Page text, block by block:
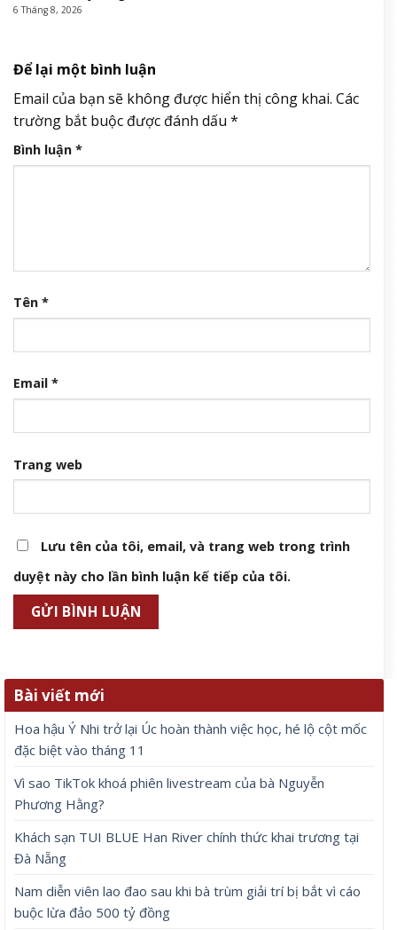
6 Tháng 8, 2026
Để lại một bình luận
Email của bạn sẽ không được hiển thị công khai. Các
trường bắt buộc được đánh dấu *
Bình luận *
Tên *
Email *
Trang web
Lưu tên của tôi, email, và trang web trong trình
duyệt này cho lần bình luận kế tiếp của tôi.
Bài viết mới
Hoa hậu Ý Nhi trở lại Úc hoàn thành việc học, hé lộ cột mốc
đặc biệt vào tháng 11
Vì sao TikTok khoá phiên livestream của bà Nguyễn
Phương Hằng?
Khách sạn TUI BLUE Han River chính thức khai trương tại
Đà Nẵng
Nam diễn viên lao đao sau khi bà trùm giải trí bị bắt vì cáo
buộc lừa đảo 500 tỷ đồng